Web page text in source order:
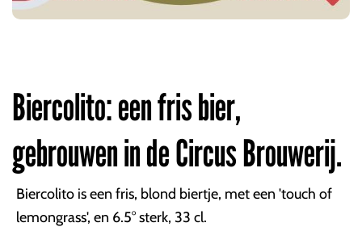
Biercolito: een fris bier,
gebrouwen in de Circus Brouwerij.
Biercolito is een fris, blond biertje, met een 'touch of
lemongrass', en 6.5° sterk, 33 cl.